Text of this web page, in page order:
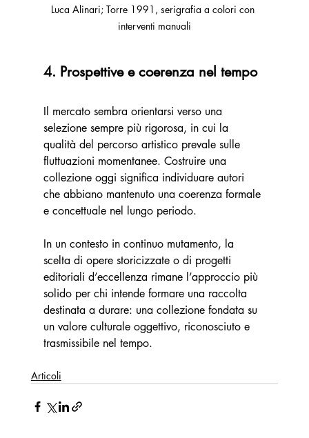
Luca Alinari; Torre 1991, serigrafia a colori con
interventi manuali
4. Prospettive e coerenza nel tempo
Il mercato sembra orientarsi verso una
selezione sempre più rigorosa, in cui la
qualità del percorso artistico prevale sulle
fluttuazioni momentanee. Costruire una
collezione oggi significa individuare autori
che abbiano mantenuto una coerenza formale
e concettuale nel lungo periodo.
In un contesto in continuo mutamento, la
scelta di opere storicizzate o di progetti
editoriali d’eccellenza rimane l’approccio più
solido per chi intende formare una raccolta
destinata a durare: una collezione fondata su
un valore culturale oggettivo, riconosciuto e
trasmissibile nel tempo.
Articoli